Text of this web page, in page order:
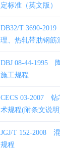
定标准（英文版）
DB32/T 3690-2019
理、热轧带肋钢筋
DBJ 08-44-1995
施工规程
CECS 03-2007
钻
术规程(附条文说
JGJ/T 152-2008
规程